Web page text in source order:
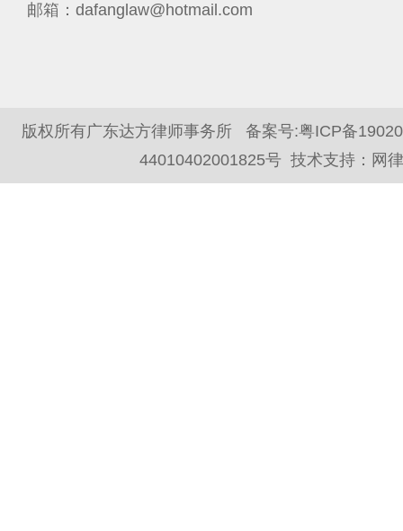
邮箱：dafanglaw@hotmail.com
版权所有广东达方律师事务所 备案号:粤ICP备
44010402001825号 技术支持： 网